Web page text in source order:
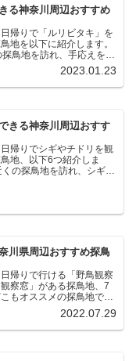
る神奈川周辺おすすめ
帰りで「ルリビタキ」を
地を以下に紹介します。
鳥地を訪れ、手応えを感
★ が多いほど観察しやす
感じた場所です。 北本自然
2023.01.23
きる神奈川周辺おすす
帰りでシギやチドリを観
地、以下6つ紹介しま
の探鳥地を訪れ、シギや
川県周辺おすすめ探鳥
帰りで行ける「野鳥観察
察窓」がある探鳥地、7
もオススメの探鳥地で
と、野山にいる野鳥、海や
違う観察になりました。街
...
2022.07.29